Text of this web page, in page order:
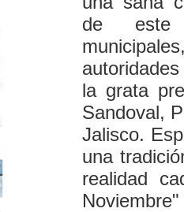
de este
la grata
Sandoval,
Jalisco.
una
realidad
Noviembre"